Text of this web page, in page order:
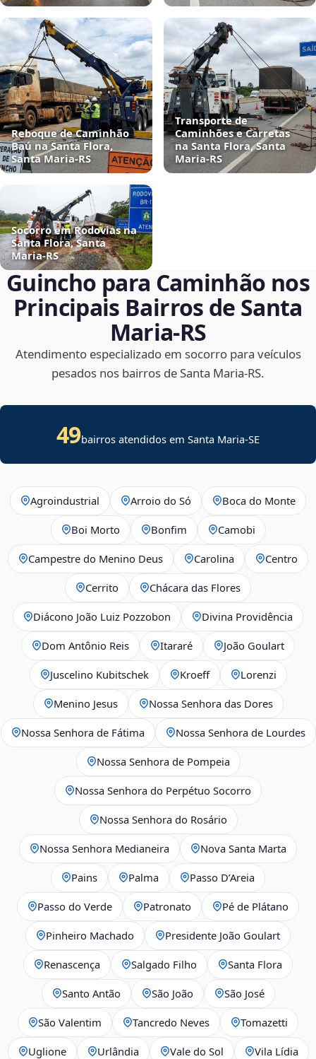
Reboque de Caminhão
Baú na Santa Flora,
Santa Maria‑RS
Transporte de
Caminhões e Carretas
na Santa Flora, Santa
Maria‑RS
Socorro em Rodovias na
Santa Flora, Santa
Maria‑RS
Guincho para Caminhão nos
Principais Bairros de Santa
Maria‑RS
Atendimento especializado em socorro para veículos
pesados nos bairros de Santa Maria‑RS.
49bairros atendidos em Santa Maria-SE
Agroindustrial Arroio do Só Boca do Monte
Boi Morto Bonfim Camobi
Campestre do Menino Deus Carolina Centro
Cerrito Chácara das Flores
Diácono João Luiz Pozzobon Divina Providência
Dom Antônio Reis Itararé João Goulart
Juscelino Kubitschek Kroeff Lorenzi
Menino Jesus Nossa Senhora das Dores
Nossa Senhora de Fátima Nossa Senhora de Lourdes
Nossa Senhora de Pompeia
Nossa Senhora do Perpétuo Socorro
Nossa Senhora do Rosário
Nossa Senhora Medianeira Nova Santa Marta
Pains Palma Passo D’Areia
Passo do Verde Patronato Pé de Plátano
Pinheiro Machado Presidente João Goulart
Renascença Salgado Filho Santa Flora
Santo Antão São João São José
São Valentim Tancredo Neves Tomazetti
Uglione Urlândia Vale do Sol Vila Lídia